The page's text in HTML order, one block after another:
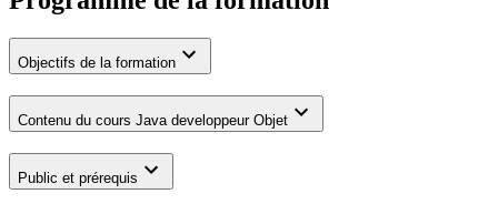
Objectifs de la formation
Contenu du cours Java developpeur Objet
Public et prérequis